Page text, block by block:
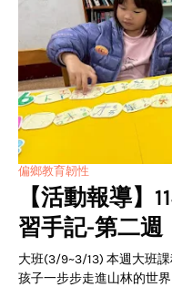
偏鄉教育韌性
【活動報導】
習手記-第二週
大班(3/9~3/13) 本週大班
孩子一步步走進山林的世